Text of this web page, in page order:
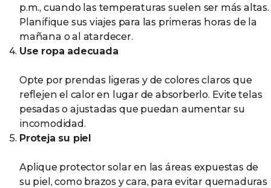
p.m., cuando las temperaturas suelen ser más altas.
Planifique sus viajes para las primeras horas de la
mañana o al atardecer.
Use ropa adecuada
Opte por prendas ligeras y de colores claros que
reflejen el calor en lugar de absorberlo. Evite telas
pesadas o ajustadas que puedan aumentar su
incomodidad.
Proteja su piel
Aplique protector solar en las áreas expuestas de
su piel, como brazos y cara, para evitar quemaduras